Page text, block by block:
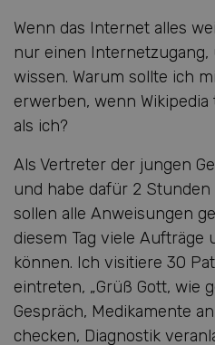
Wenn das Internet alles
nur einen Internetzugang,
wissen. Warum sollte ich
erwerben, wenn
als ich?
Als Vertreter der jungen
und habe dafür 2
sollen alle Anweisungen
diesem Tag viele Aufträge
können. Ich visitiere 30
eintreten, „Grüß Gott, wie
Gespräch, Medikamente
checken, Diagnostik